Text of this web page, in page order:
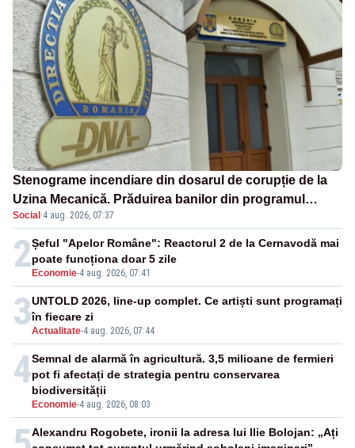
Stenograme incendiare din dosarul de corupție de la
Uzina Mecanică. Prăduirea banilor din programul
SAFE, interceptată de DNA
Social ·4 aug. 2026, 07:37
2 Economie-4 aug. 2026, 07:41
Șeful "Apelor Române": Reactorul 2 de la Cernavodă mai
poate funcționa doar 5 zile
3Actualitate-4 aug. 2026, 07:44
UNTOLD 2026, line-up complet. Ce artiști sunt programați
în fiecare zi
4
Economie-4 aug. 2026, 08:03
Semnal de alarmă în agricultură. 3,5 milioane de fermieri
pot fi afectați de strategia pentru conservarea
biodiversității
Alexandru Rogobete, ironii la adresa lui Ilie Bolojan: „Ați